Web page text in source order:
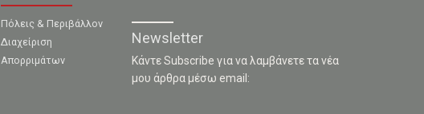
Πόλεις & Περιβάλλον
Διαχείριση
Απορριμάτων
Newsletter
Κάντε Subscribe για να λαμβάνετε τα νέα
μου άρθρα μέσω email: